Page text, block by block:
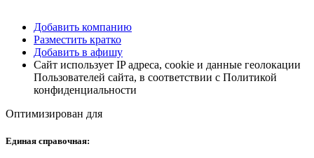
Добавить компанию
Разместить кратко
Добавить в афишу
Сайт использует IP адреса, cookie и данные геолокации
Пользователей сайта, в соответствии с Политикой
конфиденциальности
Оптимизирован для
Единая справочная: